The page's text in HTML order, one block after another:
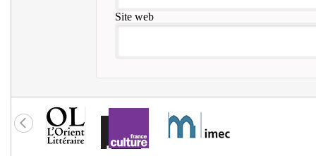
Site web